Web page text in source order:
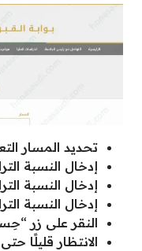
تحديد المسار
إدخال النسبة
إدخال النسبة
إدخال النسبة
النقر على زر
الانتظار قليلًا